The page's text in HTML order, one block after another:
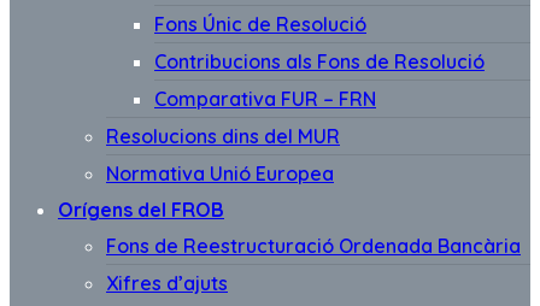
Fons Únic de Resolució
Contribucions als Fons de Resolució
Comparativa FUR – FRN
Resolucions dins del MUR
Normativa Unió Europea
Orígens del FROB
Fons de Reestructuració Ordenada Bancària
Xifres d’ajuts